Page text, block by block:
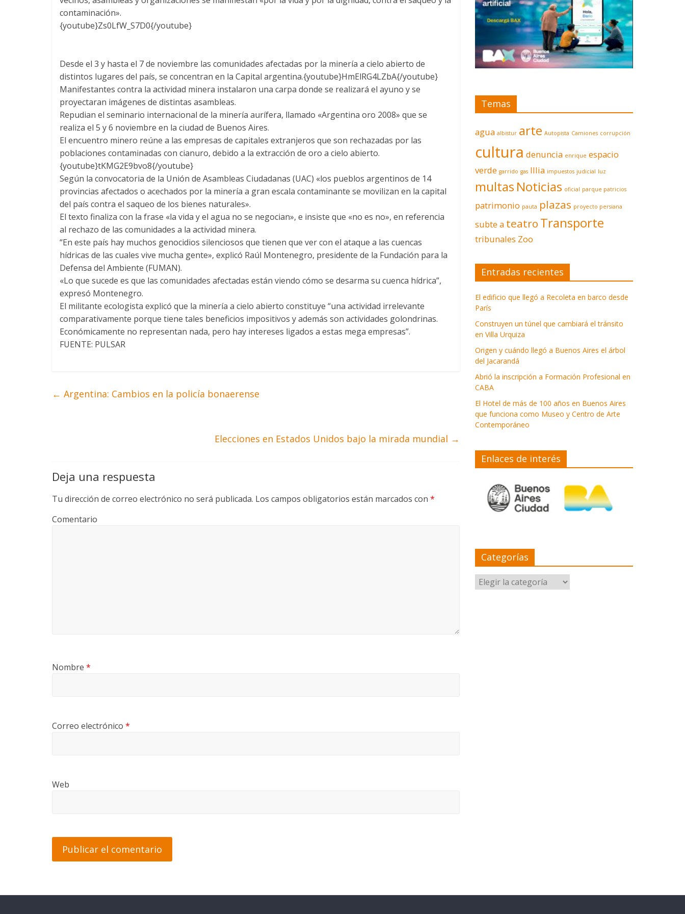
contaminación».
{youtube}Zs0LfW_S7D0{/youtube}
Desde el 3 y hasta el 7 de noviembre las comunidades afectadas por la minería a cielo abierto de
distintos lugares del país, se concentran en la Capital argentina.{youtube}HmElRG4LZbA{/youtube}
Manifestantes contra la actividad minera instalaron una carpa donde se realizará el ayuno y se
proyectaran imágenes de distintas asambleas.
Repudian el seminario internacional de la minería aurífera, llamado «Argentina oro 2008» que se
realiza el 5 y 6 noviembre en la ciudad de Buenos Aires.
El encuentro minero reúne a las empresas de capitales extranjeros que son rechazadas por las
poblaciones contaminadas con cianuro, debido a la extracción de oro a cielo abierto.
{youtube}tKMG2E9bvo8{/youtube}
Según la convocatoria de la Unión de Asambleas Ciudadanas (UAC) «los pueblos argentinos de 14
provincias afectados o acechados por la minería a gran escala contaminante se movilizan en la capital
del país contra el saqueo de los bienes naturales».
El texto finaliza con la frase «la vida y el agua no se negocian», e insiste que «no es no», en referencia
al rechazo de las comunidades a la actividad minera.
“En este país hay muchos genocidios silenciosos que tienen que ver con el ataque a las cuencas
hídricas de las cuales vive mucha gente», explicó Raúl Montenegro, presidente de la Fundación para la
Defensa del Ambiente (FUMAN).
«Lo que sucede es que las comunidades afectadas están viendo cómo se desarma su cuenca hídrica”,
expresó Montenegro.
El militante ecologista explicó que la minería a cielo abierto constituye “una actividad irrelevante
comparativamente porque tiene tales beneficios impositivos y además son actividades golondrinas.
Económicamente no representan nada, pero hay intereses ligados a estas mega empresas”.
FUENTE: PULSAR
← Argentina: Cambios en la policía bonaerense
Elecciones en Estados Unidos bajo la mirada mundial →
Deja una respuesta
Tu dirección de correo electrónico no será publicada. Los campos obligatorios están marcados con *
Comentario
Nombre *
Correo electrónico *
Web
Temas
agua albistur arte Autopista Camiones corrupción
cultura denuncia enrique espacio
verde garrido gas Illia impuestos judicial luz
multas Noticias oficial parque patricios
patrimonio pauta plazas proyecto persiana
subte a teatro Transporte
tribunales Zoo
Entradas recientes
El edificio que llegó a Recoleta en barco desde
París
Construyen un túnel que cambiará el tránsito
en Villa Urquiza
Origen y cuándo llegó a Buenos Aires el árbol
del Jacarandá
Abrió la inscripción a Formación Profesional en
CABA
El Hotel de más de 100 años en Buenos Aires
que funciona como Museo y Centro de Arte
Contemporáneo
Enlaces de interés
Categorías
Categorías